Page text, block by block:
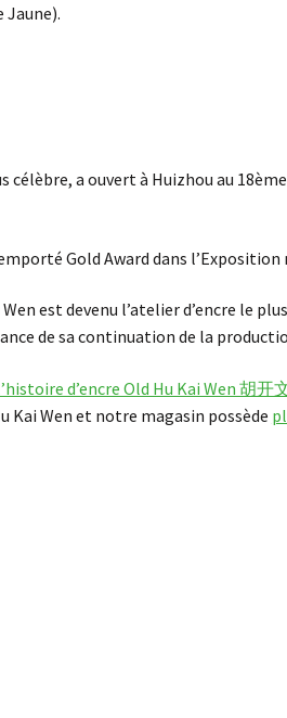
Jaune).
célèbre, a ouvert à Huizhou au
Gold Award dans
est devenu l’atelier d’encre le
de sa continuation de la
d’encre Old Hu Kai Wen 胡开
Kai Wen et notre magasin possède